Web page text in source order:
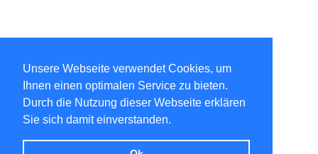
Unsere Webseite verwendet Cookies, um
Ihnen einen optimalen Service zu bieten.
Durch die Nutzung dieser Webseite erklären
Sie sich damit einverstanden.